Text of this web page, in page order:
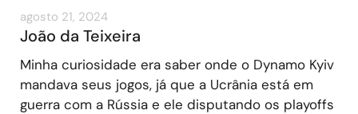
agosto 21, 2024
João da Teixeira
Minha curiosidade era saber onde o Dynamo Kyiv
mandava seus jogos, já que a Ucrânia está em
guerra com a Rússia e ele disputando os playoffs